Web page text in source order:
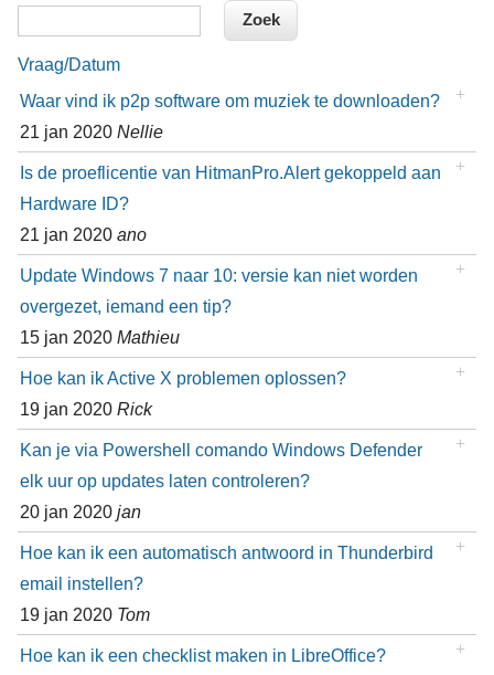
Vraag/Datum
Waar vind ik p2p software om muziek te downloaden?
21 jan 2020 Nellie
Is de proeflicentie van HitmanPro.Alert gekoppeld aan
Hardware ID?
21 jan 2020 ano
Update Windows 7 naar 10: versie kan niet worden
overgezet, iemand een tip?
15 jan 2020 Mathieu
Hoe kan ik Active X problemen oplossen?
19 jan 2020 Rick
Kan je via Powershell comando Windows Defender
elk uur op updates laten controleren?
20 jan 2020 jan
Hoe kan ik een automatisch antwoord in Thunderbird
email instellen?
19 jan 2020 Tom
Hoe kan ik een checklist maken in LibreOffice?